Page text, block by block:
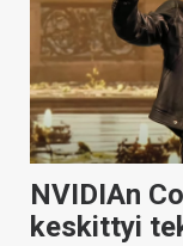
NVIDIAn
keskittyi